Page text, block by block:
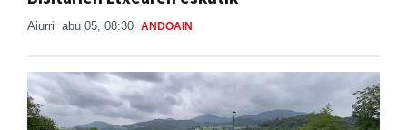
Aiurri abu 05, 08:30 ANDOAIN